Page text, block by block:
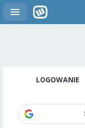
LOGOWANIE